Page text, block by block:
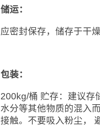
储运：
应密封保存，储存于干
包装：
200kg/桶 贮存：建议存
水分等其他物质的混入
接触。不要吸入粉尘，